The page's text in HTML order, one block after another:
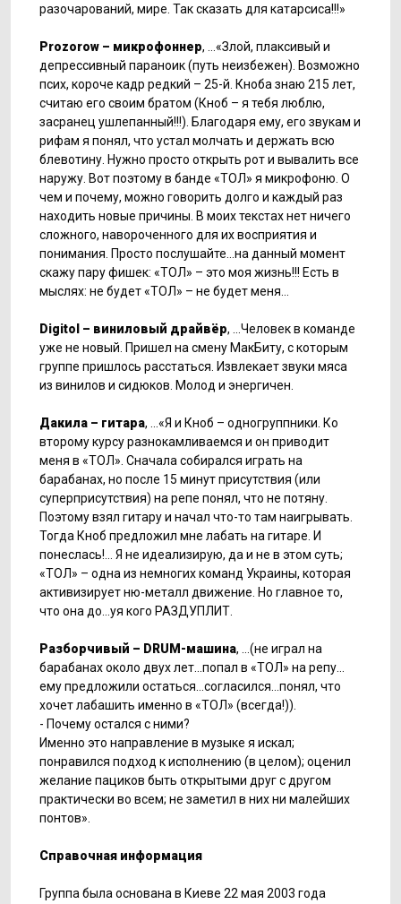
разочарований, мире. Так сказать для катарсиса!!!»
Prozorow – микрофоннер, …«Злой, плаксивый и
депрессивный параноик (путь неизбежен). Возможно
псих, короче кадр редкий – 25-й. Кноба знаю 215 лет,
считаю его своим братом (Кноб – я тебя люблю,
засранец ушлепанный!!!). Благодаря ему, его звукам и
рифам я понял, что устал молчать и держать всю
блевотину. Нужно просто открыть рот и вывалить все
наружу. Вот поэтому в банде «ТОЛ» я микрофоню. О
чем и почему, можно говорить долго и каждый раз
находить новые причины. В моих текстах нет ничего
сложного, навороченного для их восприятия и
понимания. Просто послушайте…на данный момент
скажу пару фишек: «ТОЛ» – это моя жизнь!!! Есть в
мыслях: не будет «ТОЛ» – не будет меня…
Digitol – виниловый драйвёр, …Человек в команде
уже не новый. Пришел на смену МакБиту, с которым
группе пришлось расстаться. Извлекает звуки мяса
из винилов и сидюков. Молод и энергичен.
Дакила – гитара, …«Я и Кноб – одногруппники. Ко
второму курсу разнокамливаемся и он приводит
меня в «ТОЛ». Сначала собирался играть на
барабанах, но после 15 минут присутствия (или
суперприсутствия) на репе понял, что не потяну.
Поэтому взял гитару и начал что-то там наигрывать.
Тогда Кноб предложил мне лабать на гитаре. И
понеслась!… Я не идеализирую, да и не в этом суть;
«ТОЛ» – одна из немногих команд Украины, которая
активизирует ню-металл движение. Но главное то,
что она до…уя кого РАЗДУПЛИТ.
Разборчивый – DRUM-машина, …(не играл на
барабанах около двух лет…попал в «ТОЛ» на репу…
ему предложили остаться…согласился…понял, что
хочет лабашить именно в «ТОЛ» (всегда!)).
- Почему остался с ними?
Именно это направление в музыке я искал;
понравился подход к исполнению (в целом); оценил
желание пациков быть открытыми друг с другом
практически во всем; не заметил в них ни малейших
понтов».
Справочная информация
Группа была основана в Киеве 22 мая 2003 года